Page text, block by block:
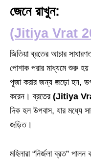
জেনে রাখুন:
(Jitiya Vrat
জিতিয়া ব্রতের আচার
পোশাক পরার মাধ্যমে শুরু হয়।
পূজা করার জন্য জড়ো হন,
করেন। ব্রতের (Jitiya
দিক হল উপবাস, যার মধ্যে
জড়িত।
মহিলারা “নির্জলা ব্রত”